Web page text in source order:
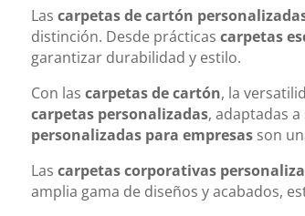
Las carpetas de cartón
distinción. Desde prácticas carpetas
garantizar durabilidad y estilo.
Con las carpetas de cartón, la
carpetas personalizadas, adaptadas
personalizadas para empresas son
Las carpetas corporativas
amplia gama de diseños y acabados,